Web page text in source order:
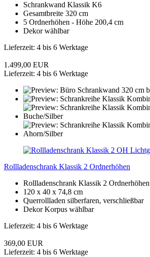
Schrankwand Klassik K6
Gesamtbreite 320 cm
5 Ordnerhöhen - Höhe 200,4 cm
Dekor wählbar
Lieferzeit: 4 bis 6 Werktage
1.499,00 EUR
Lieferzeit: 4 bis 6 Werktage
Rollladenschrank Klassik 2 Ordnerhöhen
Rollladenschrank Klassik 2 Ordnerhöhen
120 x 40 x 74,8 cm
Querrollladen silberfaren, verschließbar
Dekor Korpus wählbar
Lieferzeit: 4 bis 6 Werktage
369,00 EUR
Lieferzeit: 4 bis 6 Werktage